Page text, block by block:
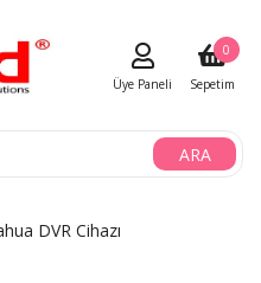
ARA
Üye Paneli Sepetim
0
DVR Cihazı